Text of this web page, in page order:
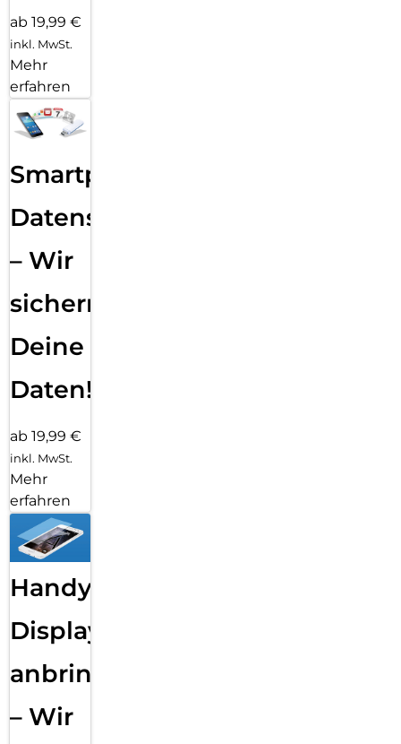
ab 19,99 €
inkl. MwSt.
Mehr
erfahren
Smartphone
Datensicherung
– Wir
sichern
Deine
Daten!
ab 19,99 €
inkl. MwSt.
Mehr
erfahren
Handy
Displayfolie
anbringen
– Wir